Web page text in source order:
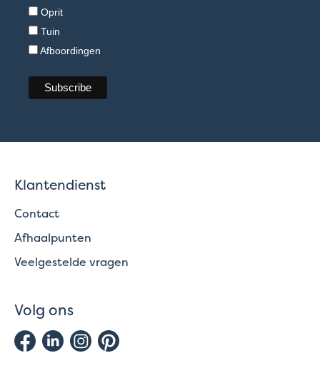
Oprit
Tuin
Afboordingen
Klantendienst
Contact
Afhaalpunten
Veelgestelde vragen
Volg ons